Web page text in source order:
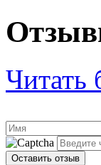
Читать